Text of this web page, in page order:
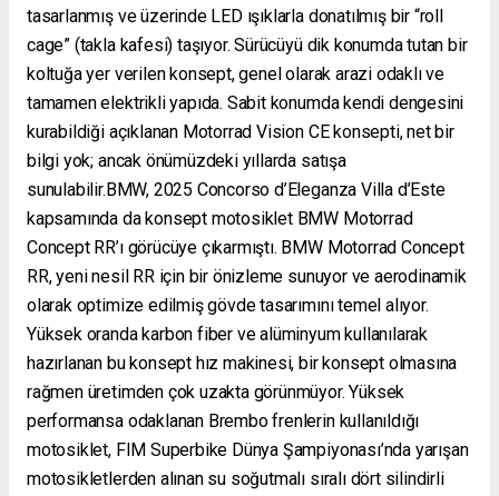
tasarlanmış ve üzerinde LED ışıklarla donatılmış bir “roll
cage” (takla kafesi) taşıyor. Sürücüyü dik konumda tutan bir
koltuğa yer verilen konsept, genel olarak arazi odaklı ve
tamamen elektrikli yapıda. Sabit konumda kendi dengesini
kurabildiği açıklanan Motorrad Vision CE konsepti, net bir
bilgi yok; ancak önümüzdeki yıllarda satışa
sunulabilir.BMW, 2025 Concorso d’Eleganza Villa d’Este
kapsamında da konsept motosiklet BMW Motorrad
Concept RR’ı görücüye çıkarmıştı. BMW Motorrad Concept
RR, yeni nesil RR için bir önizleme sunuyor ve aerodinamik
olarak optimize edilmiş gövde tasarımını temel alıyor.
Yüksek oranda karbon fiber ve alüminyum kullanılarak
hazırlanan bu konsept hız makinesi, bir konsept olmasına
rağmen üretimden çok uzakta görünmüyor. Yüksek
performansa odaklanan Brembo frenlerin kullanıldığı
motosiklet, FIM Superbike Dünya Şampiyonası’nda yarışan
motosikletlerden alınan su soğutmalı sıralı dört silindirli